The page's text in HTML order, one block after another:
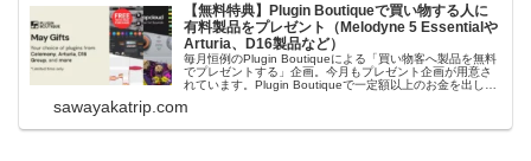
【無料特典】Plugin Boutiqueで買い物する人に
有料製品をプレゼント（Melodyne 5 Essentialや
Arturia、D16製品など）
毎月恒例のPlugin Boutiqueによる「買い物客へ製品を無料
でプレゼントする」企画。今月もプレゼント企画が用意さ
れています。Plugin Boutiqueで一定額以上のお金を出して
うことができます。＊無料配布終了予定日：日本時間：
sawayakatrip.com